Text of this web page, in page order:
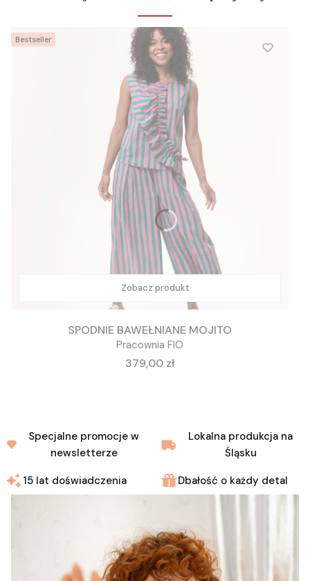
Bestseller
Zobacz produkt
SPODNIE BAWEŁNIANE MOJITO
Pracownia FIO
Cena
379,00 zł
Specjalne promocje w
newsletterze
Lokalna produkcja na
Śląsku
15 lat doświadczenia
Dbałość o każdy detal